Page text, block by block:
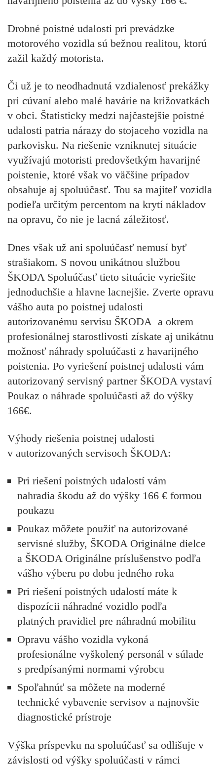
Drobné poistné udalosti pri prevádzke
motorového vozidla sú bežnou realitou, ktorú
zažil každý motorista.
Či už je to neodhadnutá vzdialenosť prekážky
pri cúvaní alebo malé havárie na križovatkách
v obci. Štatisticky medzi najčastejšie poistné
udalosti patria nárazy do stojaceho vozidla na
parkovisku. Na riešenie vzniknutej situácie
využívajú motoristi predovšetkým havarijné
poistenie, ktoré však vo väčšine prípadov
obsahuje aj spoluúčasť. Tou sa majiteľ vozidla
podieľa určitým percentom na krytí nákladov
na opravu, čo nie je lacná záležitosť.
Dnes však už ani spoluúčasť nemusí byť
strašiakom. S novou unikátnou službou
ŠKODA Spoluúčasť tieto situácie vyriešite
jednoduchšie a hlavne lacnejšie. Zverte opravu
vášho auta po poistnej udalosti
autorizovanému servisu ŠKODA a okrem
profesionálnej starostlivosti získate aj unikátnu
možnosť náhrady spoluúčasti z havarijného
poistenia. Po vyriešení poistnej udalosti vám
autorizovaný servisný partner ŠKODA vystaví
Poukaz o náhrade spoluúčasti až do výšky
166€.
Výhody riešenia poistnej udalosti
v autorizovaných servisoch ŠKODA:
Pri riešení poistných udalostí vám
nahradia škodu až do výšky 166 € formou
poukazu
Poukaz môžete použiť na autorizované
servisné služby, ŠKODA Originálne dielce
a ŠKODA Originálne príslušenstvo podľa
vášho výberu po dobu jedného roka
Pri riešení poistných udalostí máte k
dispozícii náhradné vozidlo podľa
platných pravidiel pre náhradnú mobilitu
Opravu vášho vozidla vykoná
profesionálne vyškolený personál v súlade
s predpísanými normami výrobcu
Spoľahnúť sa môžete na moderné
technické vybavenie servisov a najnovšie
diagnostické prístroje
Výška príspevku na spoluúčasť sa odlišuje v
závislosti od výšky spoluúčasti v rámci